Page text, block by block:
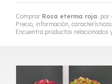
Comprar Rosa eterma roja. por
Precio, información,
Encuentra productos relacionados